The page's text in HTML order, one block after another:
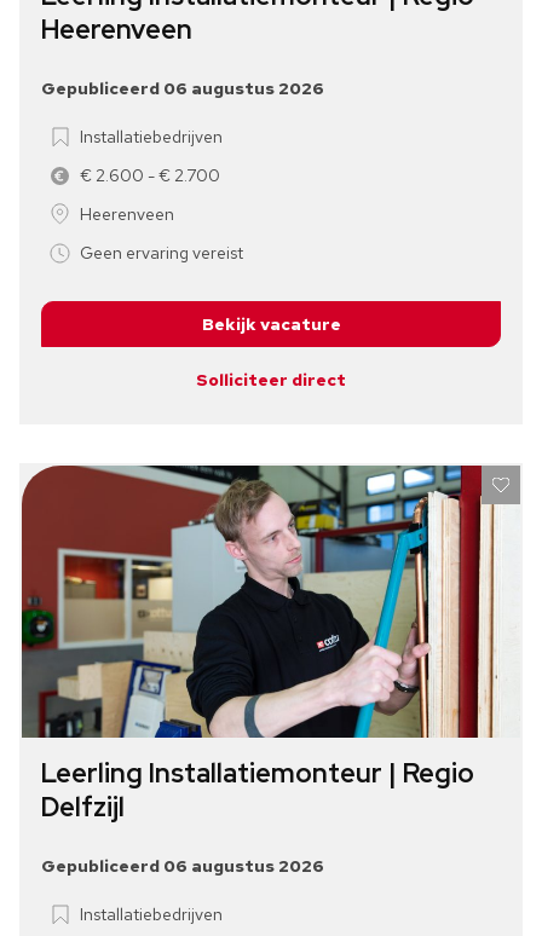
Heerenveen
Gepubliceerd 06 augustus 2026
Installatiebedrijven
€ 2.600 - € 2.700
Heerenveen
Geen ervaring vereist
Solliciteer direct
Bekijk vacature
Leerling Installatiemonteur | Regio
Delfzijl
Gepubliceerd 06 augustus 2026
Installatiebedrijven